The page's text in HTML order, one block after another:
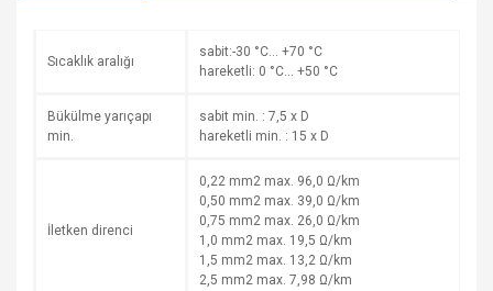
Sıcaklık aralığı
sabit:-30 °C… +70 °C
hareketli: 0 °C… +50 °C
Bükülme yarıçapı
min.
sabit min. : 7,5 x D
hareketli min. : 15 x D
İletken direnci
0,22 mm2 max. 96,0 Ω/km
0,50 mm2 max. 39,0 Ω/km
0,75 mm2 max. 26,0 Ω/km
1,0 mm2 max. 19,5 Ω/km
1,5 mm2 max. 13,2 Ω/km
2,5 mm2 max. 7,98 Ω/km